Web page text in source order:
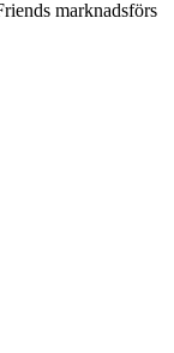
marknadsförs